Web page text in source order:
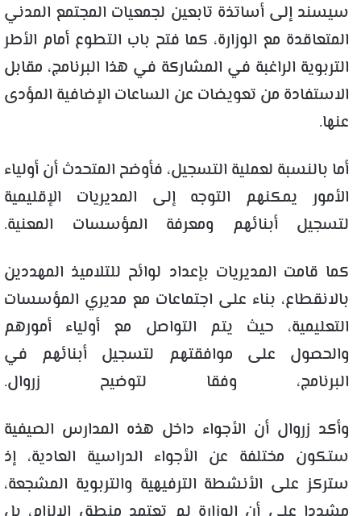
سيسند إلى أساتذة تابعين لجمعيات المجتمع المدني
المتعاقدة مع الوزارة، كما فتح باب التطوع أمام الأطر
التربوية الراغبة في المشاركة في هذا البرنامج، مقابل
الاستفادة من تعويضات عن الساعات الإضافية المؤدى
عنها.
أما بالنسبة لعملية التسجيل، فأوضح المتحدث أن أولياء
الأمور يمكنهم التوجه إلى المديريات الإقليمية
لتسجيل أبنائهم ومعرفة المؤسسات المعنية.
كما قامت المديريات بإعداد لوائح للتلاميذ المهددين
بالانقطاع، بناء على اجتماعات مع مديري المؤسسات
التعليمية، حيث يتم التواصل مع أولياء أمورهم
والحصول على موافقتهم لتسجيل أبنائهم في
البرنامج، وفقا لتوضيح زروال.
وأكد زروال أن الأجواء داخل هذه المدارس الصيفية
ستكون مختلفة عن الأجواء الدراسية العادية، إذ
ستركز على الأنشطة الترفيهية والتربوية المشجعة،